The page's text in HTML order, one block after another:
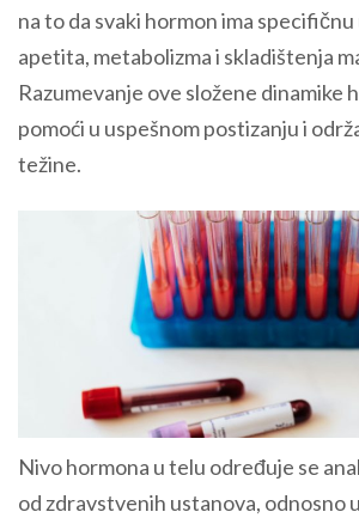
na to da svaki hormon ima
apetita, metabolizma i skladištenja
Razumevanje ove složene dinamike
pomoći u uspešnom postizanju i
težine.
Nivo hormona u telu određuje se
od zdravstvenih ustanova, odnosno